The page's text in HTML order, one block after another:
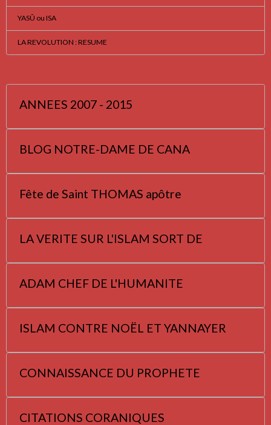
YASÛ ou ISA
LA REVOLUTION : RESUME
ANNEES 2007 - 2015
BLOG NOTRE-DAME DE CANA
Fête de Saint THOMAS apôtre
LA VERITE SUR L'ISLAM SORT DE
ADAM CHEF DE L'HUMANITE
ISLAM CONTRE NOËL ET YANNAYER
CONNAISSANCE DU PROPHETE
CITATIONS CORANIQUES